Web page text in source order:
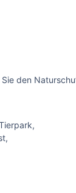
den